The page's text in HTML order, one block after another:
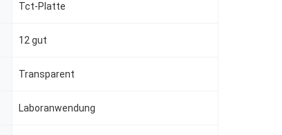
Tct-Platte
12 gut
Transparent
Laboranwendung